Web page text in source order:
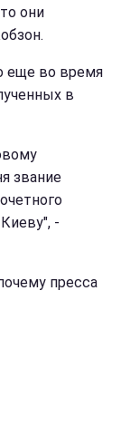
они
еще во время
в
звание
-
пресса